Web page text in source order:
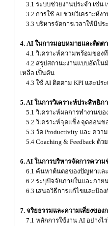
3.1 ระบบช่วยงานประจำ เช่น
3.2 การใช้ AI ช่วยวิเคราะห์ง
3.3 บริหารจัดการเวลาให้มีป
4. AI ในการมอบหมายและติดต
4.1 วิเคราะห์ความพร้อมของ
4.2 สรุปสถานะงานแบบอัตโน
เหลือ เป็นต้น
4.3 ใช้ AI ติดตาม KPI และปร
5. AI ในการวิเคราะห์ประสิทธิภ
5.1 วิเคราะห์ผลการทำงานข
5.2 วิเคราะห์จุดแข็ง จุดอ่อน
5.3 วัด Productivity และ คว
5.4 Coaching & Feedback
6. AI ในการบริหารจัดการควา
6.1 ค้นหาต้นตอของปัญหาแล
6.2 ระบุปัจจัยภายในและภาย
6.3 เสนอวิธีการแก้ไขและป้อ
7. จริยธรรมและความเสี่ยงของ
7.1 หลักการใช้งาน AI อย่างไ